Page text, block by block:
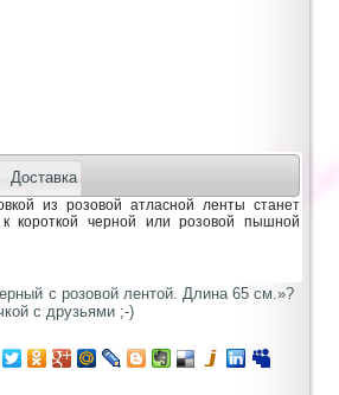
Доставка
из розовой атласной ленты станет
короткой черной или розовой пышной
с розовой лентой. Длина 65 см.»?
с друзьями ;-)